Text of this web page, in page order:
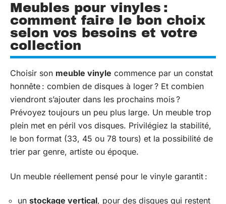
Meubles pour vinyles :
comment faire le bon choix
selon vos besoins et votre
collection
Choisir son meuble vinyle commence par un constat
honnête : combien de disques à loger ? Et combien
viendront s’ajouter dans les prochains mois ?
Prévoyez toujours un peu plus large. Un meuble trop
plein met en péril vos disques. Privilégiez la stabilité,
le bon format (33, 45 ou 78 tours) et la possibilité de
trier par genre, artiste ou époque.
Un meuble réellement pensé pour le vinyle garantit :
un stockage vertical, pour des disques qui restent